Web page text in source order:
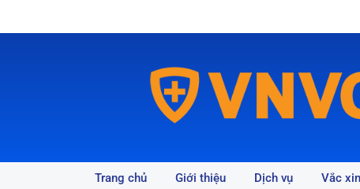
Trang chủ Giới thiệu Dịch vụ Vắc